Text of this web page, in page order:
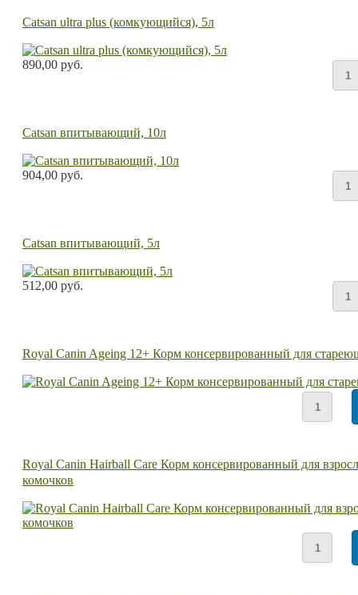
Catsan ultra plus (комкующийся), 5л
890,00 руб.
Catsan впитывающий, 10л
904,00 руб.
Catsan впитывающий, 5л
512,00 руб.
Royal Canin Ageing 12+ Корм консервированный для
Royal Canin Hairball Care Корм консервированный для
комочков